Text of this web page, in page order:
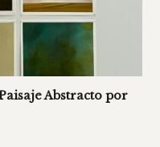
Abstracto por